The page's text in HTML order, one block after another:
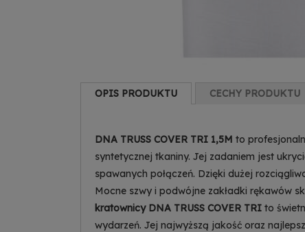
OPIS PRODUKTU
DNA TRUSS COVER TRI 1,5M to
syntetycznej tkaniny. Jej zadaniem jest
spawanych połączeń. Dzięki dużej
Mocne szwy i podwójne zakładki rękawów
kratownicy DNA TRUSS COVER TRI to
wydarzeń. Jej najwyższą jakość oraz
CECHY PRODUKTU